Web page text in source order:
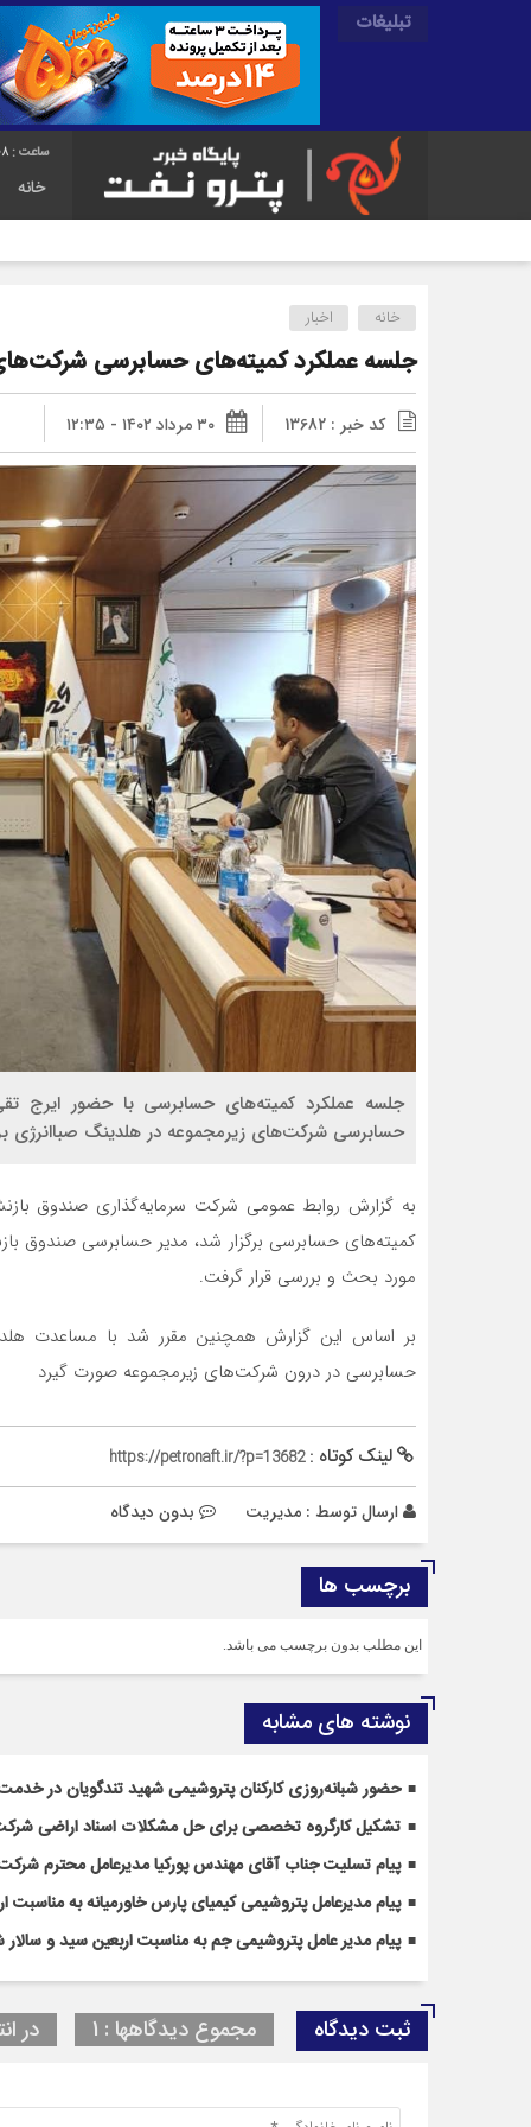
تبلیغات
خانه
خانه اخبار
جلسه عملکرد کمیته‌های حسابرسی
کد خبر : 13682 ۳۰ مرداد ۱۴۰۲ - ۱۲:۳۵
جلسه عملکرد کمیته‌های حسابرسی با حضور ایرج
حسابرسی شرکت‌های زیرمجموعه در هلدینگ صباانرژی
به گزارش روابط عمومی شرکت سرمایه‌گذاری صندوق
کمیته‌های حسابرسی برگزار شد، مدیر حسابرسی
مورد بحث و بررسی قرار گرفت.
بر اساس این گزارش همچنین مقرر شد با مساعدت
حسابرسی در درون شرکت‌های زیرمجموعه صورت گیرد
لینک کوتاه :https://petronaft.ir/?p=13682
ارسال توسط : مدیریت بدون دیدگاه
برچسب ها
این مطلب بدون برچسب می باشد.
نوشته های مشابه
حضور شبانه‌روزی کارکنان پتروشیمی شهید تندگویان در
تشکیل کارگروه تخصصی برای حل مشکلات اسناد اراضی
پیام تسلیت جناب آقای مهندس پوركیا مدیرعامل محترم
پیام مدیرعامل پتروشیمی کیمیای پارس خاورمیانه به مناسبت
پیام مدیر عامل پتروشیمی جم به مناسبت اربعین سید و سالار
ثبت دیدگاه مجموع دیدگاهها : 1 در